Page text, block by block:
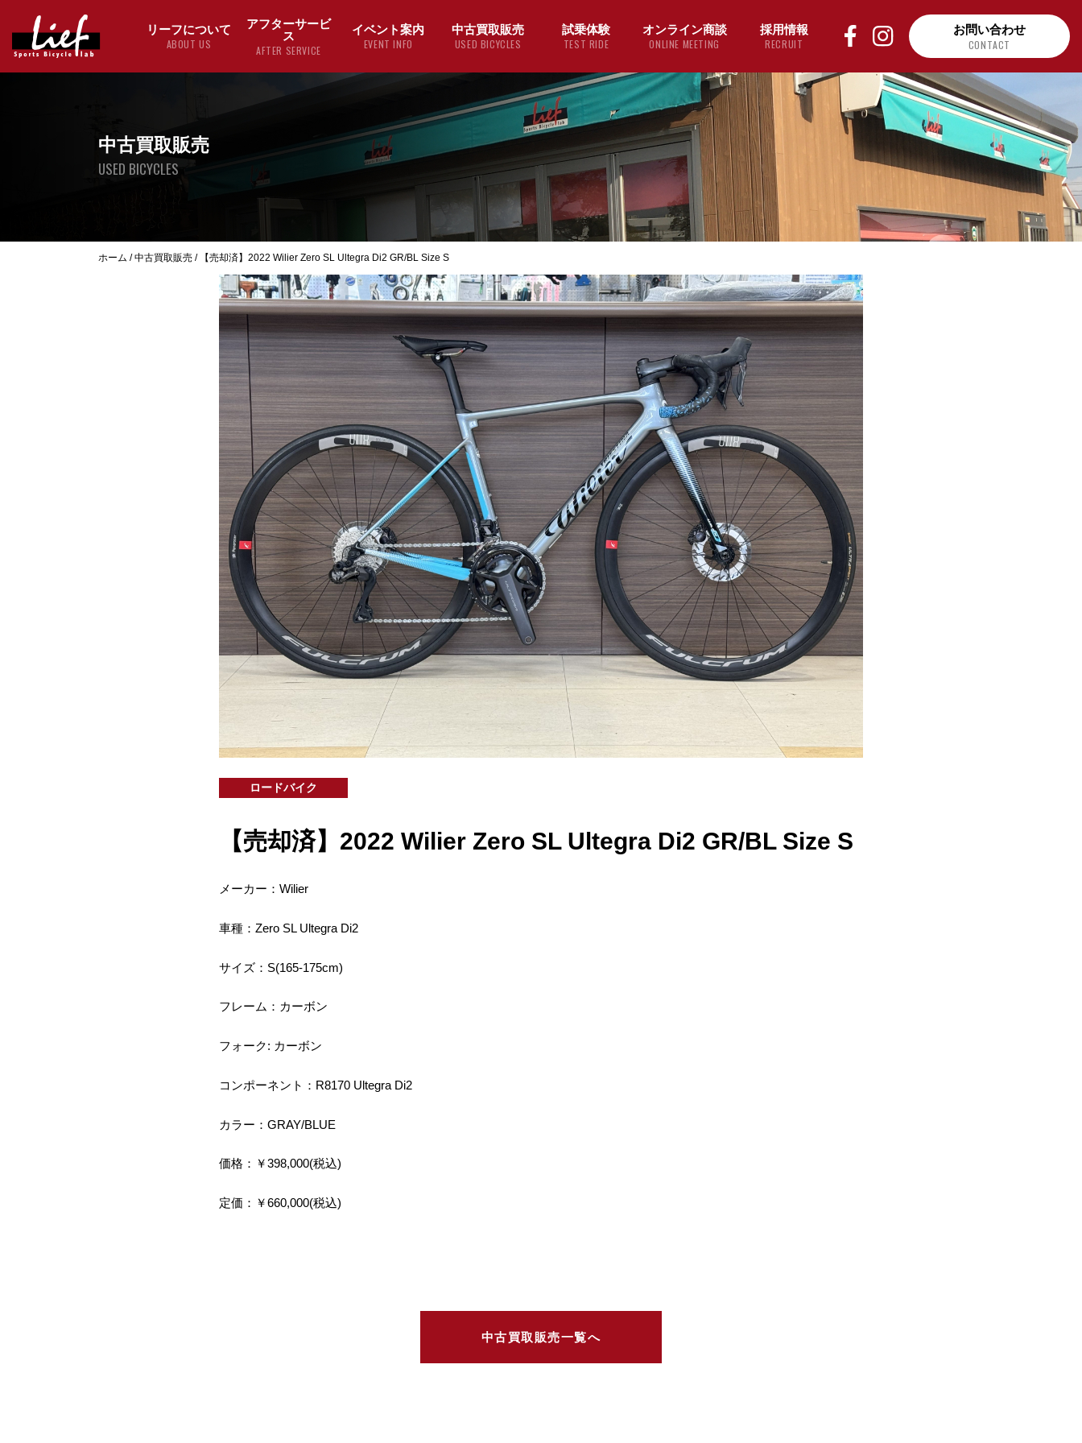
リーフについて
ABOUT US
アフターサービ
ス
AFTER SERVICE
イベント案内
EVENT INFO
中古買取販売
USED BICYCLES
試乗体験
TEST RIDE
オンライン商談
ONLINE MEETING
採用情報
RECRUIT
お問い合わせ
CONTACT
中古買取販売
USED BICYCLES
ホーム /中古買取販売 / 【売却済】2022 Wilier Zero SL Ultegra Di2 GR/BL Size S
ロードバイク
【売却済】2022 Wilier Zero SL Ultegra Di2 GR/BL Size S
メーカー：Wilier
車種：Zero SL Ultegra Di2
サイズ：S(165-175cm)
フレーム：カーボン
フォーク: カーボン
コンポーネント：R8170 Ultegra Di2
カラー：GRAY/BLUE
価格：￥398,000(税込)
定価：￥660,000(税込)
中古買取販売一覧へ